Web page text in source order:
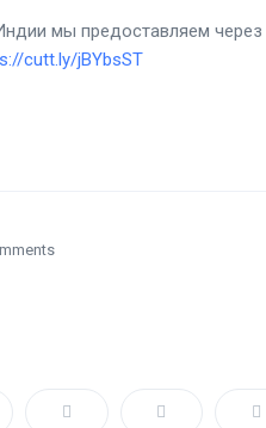
мы предоставляем через
cutt.ly/jBYbsST